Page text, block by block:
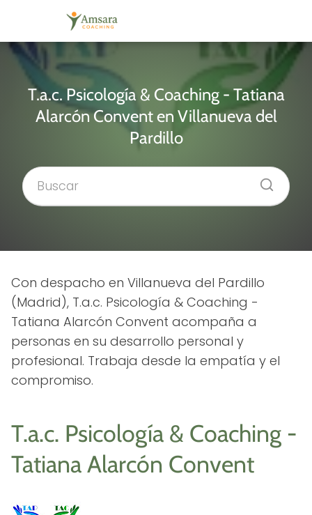
T.a.c. Psicología & Coaching - Tatiana
Alarcón Convent en Villanueva del
Pardillo
Con despacho en Villanueva del Pardillo
(Madrid), T.a.c. Psicología & Coaching -
Tatiana Alarcón Convent acompaña a
personas en su desarrollo personal y
profesional. Trabaja desde la empatía y el
compromiso.
T.a.c. Psicología & Coaching -
Tatiana Alarcón Convent